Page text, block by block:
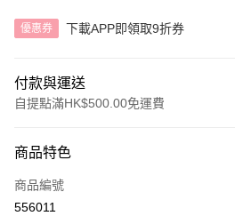
優惠券 下載APP即領取9折券
付款與運送
自提點滿HK$500.00免運費
信用卡
AlipayHK
商品特色
商品編號
556011